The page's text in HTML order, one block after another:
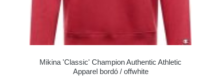
Mikina 'Classic' Champion Authentic Athletic
Apparel bordó / offwhite